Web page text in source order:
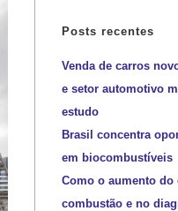
Posts recentes
Venda de carros
e setor automotivo
estudo
Brasil concentra
em biocombustíveis
Como o aumento do
combustão e no